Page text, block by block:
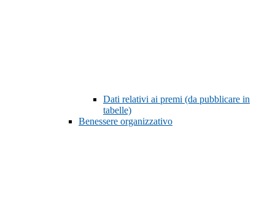
Dati relativi ai premi (da pubblicare in
tabelle)
Benessere organizzativo